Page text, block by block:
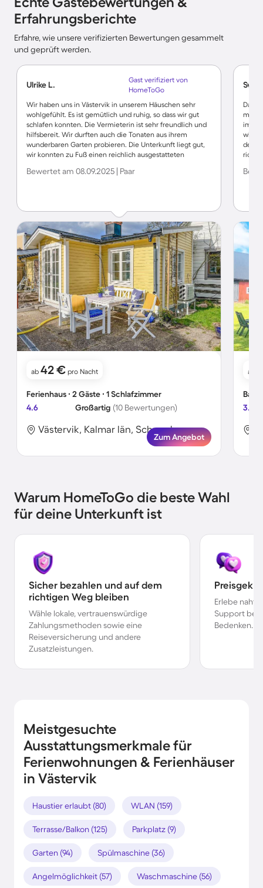
Erfahrungsberichte
Erfahre, wie unsere verifizierten Bewertungen gesammelt
und geprüft werden.
Ulrike L.
Gast verifiziert von
HomeToGo
Wir haben uns in Västervik in unserem Häuschen sehr
wohlgefühlt. Es ist gemütlich und ruhig, so dass wir gut
schlafen konnten. Die Vermieterin ist sehr freundlich und
hilfsbereit. Wir durften auch die Tonaten aus ihrem
wunderbaren Garten probieren. Die Unterkunft liegt gut,
wir konnten zu Fuß einen reichlich ausgestatteten
erreichen. Von dort haben wir 2 eindrucksvollen
kleine Schäreninselchen.
Bewertet am 08.09.2025 | Paar
ab 42 € pro Nacht
Ferienhaus ∙ 2 Gäste ∙ 1 Schlafzimmer
4.6
Großartig (10 Bewertungen)
Västervik, Kalmar län, Schweden
Zum Angebot
Das
dem
nach
ab
3.9
Warum HomeToGo die beste Wahl
für deine Unterkunft ist
Sicher bezahlen und auf dem
richtigen Weg bleiben
Wähle lokale, vertrauenswürdige
Zahlungsmethoden sowie eine
Reiseversicherung und andere
Zusatzleistungen.
Erlebe
Support bei
Bedenken.
Meistgesuchte
Ausstattungsmerkmale für
Ferienwohnungen & Ferienhäuser
in Västervik
Haustier erlaubt (80) WLAN (159)
Terrasse/Balkon (125) Parkplatz (9)
Garten (94) Spülmaschine (36)
Angelmöglichkeit (57) Waschmaschine (56)